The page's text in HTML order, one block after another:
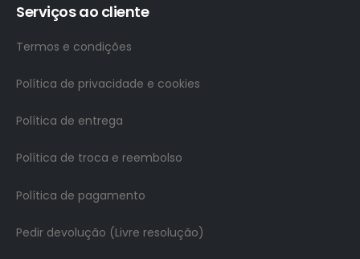
Serviços ao cliente
Termos e condições
Política de privacidade e cookies
Política de entrega
Política de troca e reembolso
Política de pagamento
Pedir devolução (Livre resolução)